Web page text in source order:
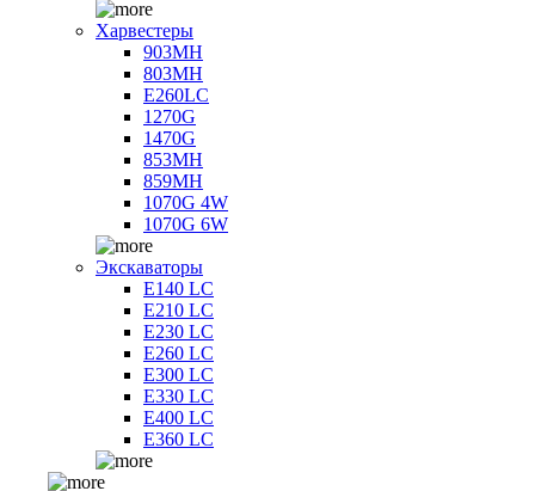
Харвестеры
903MH
803MH
E260LC
1270G
1470G
853MH
859MH
1070G 4W
1070G 6W
Экскаваторы
E140 LC
E210 LC
E230 LC
E260 LC
E300 LC
E330 LC
E400 LC
E360 LC